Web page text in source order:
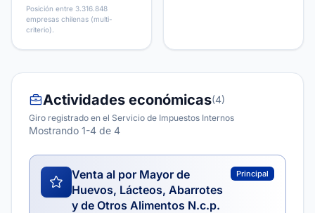
Posición entre 3.316.848
empresas chilenas (multi-
criterio).
Actividades económicas(4)
Giro registrado en el Servicio de Impuestos Internos
Mostrando 1-4 de 4
Venta al por Mayor de
Huevos, Lácteos, Abarrotes
y de Otros Alimentos N.c.p.
Principal